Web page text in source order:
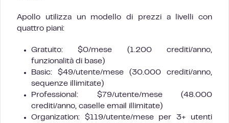
Apollo utilizza un modello di prezzi a livelli con
quattro piani:
Gratuito: $0/mese (1.200 crediti/anno,
funzionalità di base)
Basic: $49/utente/mese (30.000 crediti/anno,
sequenze illimitate)
Professional: $79/utente/mese (48.000
crediti/anno, caselle email illimitate)
Organization: $119/utente/mese per 3+ utenti